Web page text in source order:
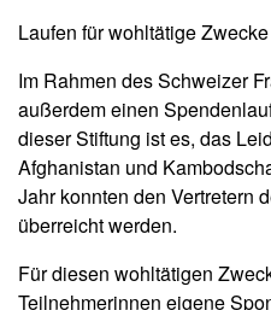
Laufen für wohltätige Zwecke
Im Rahmen des Schweizer
außerdem einen
dieser Stiftung ist es, das
Afghanistan und
Jahr konnten den Vertretern
überreicht werden.
Für diesen wohltätigen
Teilnehmerinnen eigene